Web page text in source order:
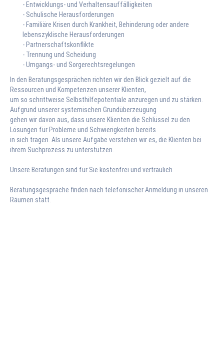
Flexible Hilfen
- Entwicklungs- und Verhaltensauffälligkeiten
- Schulische Herausforderungen
- Familiäre Krisen durch Krankheit, Behinderung oder andere
lebenszyklische Herausforderungen
- Partnerschaftskonflikte
- Trennung und Scheidung
- Umgangs- und Sorgerechtsregelungen
In den Beratungsgesprächen richten wir den Blick gezielt auf die
Ressourcen und Kompetenzen unserer Klienten,
um so schrittweise Selbsthilfepotentiale anzuregen und zu stärken.
Aufgrund unserer systemischen Grundüberzeugung
gehen wir davon aus, dass unsere Klienten die Schlüssel zu den
Lösungen für Probleme und Schwierigkeiten bereits
in sich tragen. Als unsere Aufgabe verstehen wir es, die Klienten bei
ihrem Suchprozess zu unterstützen.
Unsere Beratungen sind für Sie kostenfrei und vertraulich.
Beratungsgespräche finden nach telefonischer Anmeldung in unseren
Räumen statt.